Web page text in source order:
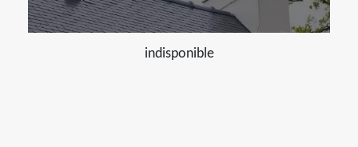
indisponible